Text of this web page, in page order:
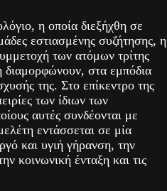
η οποία διεξήχθη σε
εστιασμένης συζήτησης, η
των ατόμων τρίτης
διαμορφώνουν, στα εμπόδια
της. Στο επίκεντρο της
των ίδιων των
αυτές συνδέονται με
εντάσσεται σε μία
και υγιή γήρανση, την
κοινωνική ένταξη και τις